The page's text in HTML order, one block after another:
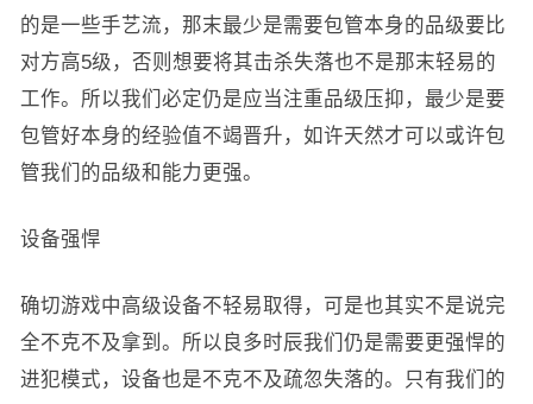
的是一些手艺流，那末最少是需要包管本身的品级要比
对方高5级，否则想要将其击杀失落也不是那末轻易的
工作。所以我们必定仍是应当注重品级压抑，最少是要
包管好本身的经验值不竭晋升，如许天然才可以或许包
管我们的品级和能力更强。
设备强悍
确切游戏中高级设备不轻易取得，可是也其实不是说完
全不克不及拿到。所以良多时辰我们仍是需要更强悍的
进犯模式，设备也是不克不及疏忽失落的。只有我们的